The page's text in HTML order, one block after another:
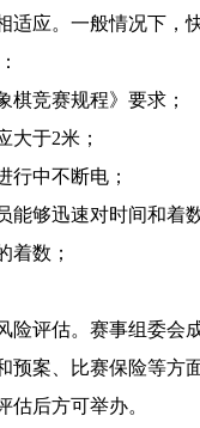
适应。一般情况下
棋竞赛规程》要求；
大于2米；
行中不断电；
能够迅速对时间和着
着数；
险评估。赛事组委
案、比赛保险等方
估后方可举办。